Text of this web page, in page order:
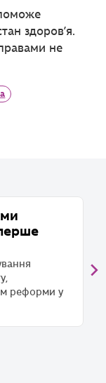
здоров’я.
не
реформи у
...